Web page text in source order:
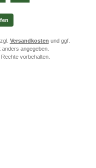
Versandkosten und ggf.
angegeben.
vorbehalten.